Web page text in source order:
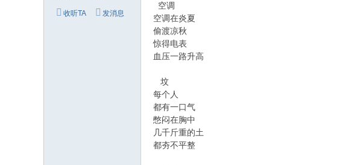
收听TA 发消息
空调
空调在炎夏
偷渡凉秋
惊得电表
血压一路升高
坟
每个人
都有一口气
憋闷在胸中
几千斤重的土
都夯不平整